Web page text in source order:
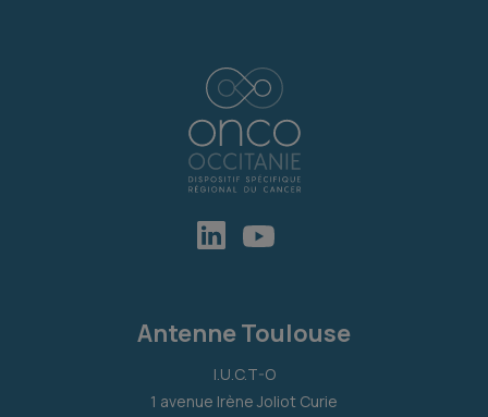
Antenne Toulouse
I.U.C.T-O
1 avenue Irène Joliot Curie